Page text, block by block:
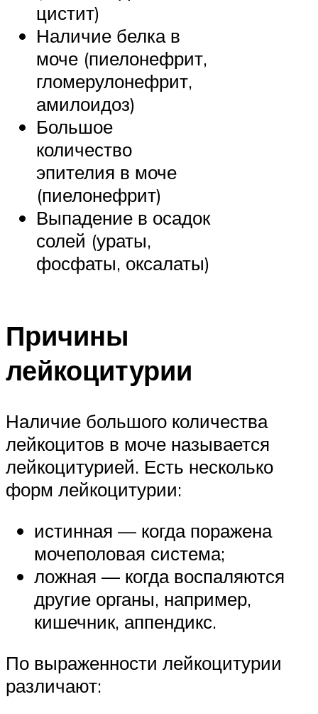
цистит)
Наличие белка в
моче (пиелонефрит,
гломерулонефрит,
амилоидоз)
Большое
количество
эпителия в моче
(пиелонефрит)
Выпадение в осадок
солей (ураты,
фосфаты, оксалаты)
Причины
лейкоцитурии
Наличие большого количества
лейкоцитов в моче называется
лейкоцитурией. Есть несколько
форм лейкоцитурии:
истинная — когда поражена
мочеполовая система;
ложная — когда воспаляются
другие органы, например,
кишечник, аппендикс.
По выраженности лейкоцитурии
различают: